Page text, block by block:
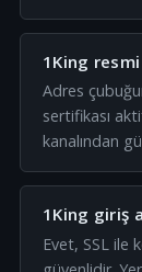
1King resmi
Adres
sertifikası
kanalından
1King giriş
Evet, SSL ile